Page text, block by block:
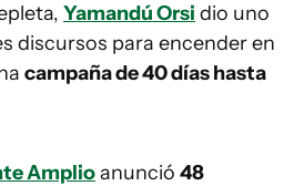
Yamandú Orsi dio uno
discursos para encender en
campaña de 40 días hasta
Amplioanunció 48